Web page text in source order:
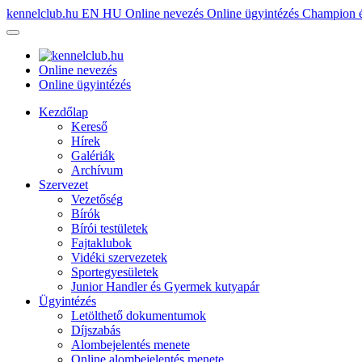
kennelclub.hu EN HU Online nevezés Online ügyintézés Champion
Online nevezés
Online ügyintézés
Kezdőlap
Kereső
Hírek
Galériák
Archívum
Szervezet
Vezetőség
Bírók
Bírói testületek
Fajtaklubok
Vidéki szervezetek
Sportegyesületek
Junior Handler és Gyermek kutyapár
Ügyintézés
Letölthető dokumentumok
Díjszabás
Alombejelentés menete
Online alombejelentés menete